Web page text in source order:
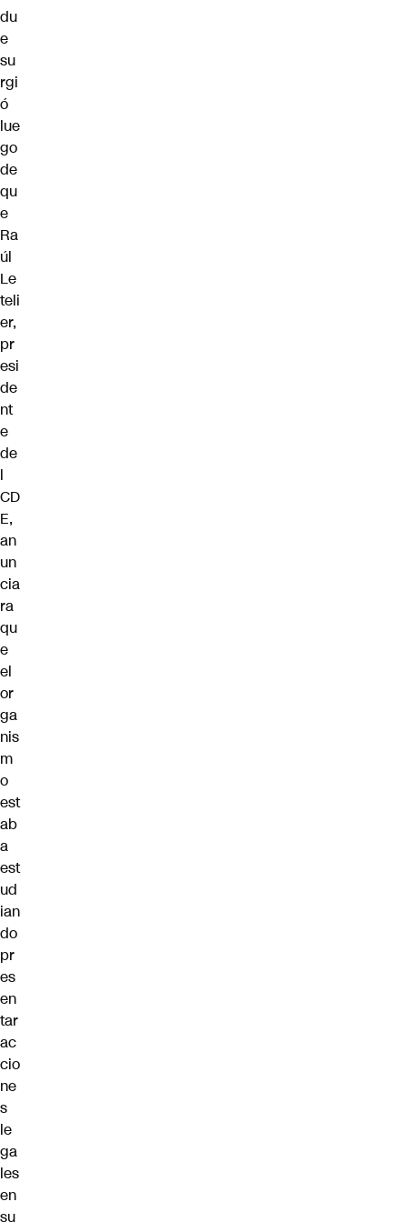
du
e
su
rgi
ó
lue
go
de
qu
e
Ra
úl
Le
teli
er,
pr
esi
de
nt
e
de
l
CD
E,
an
un
cia
ra
qu
e
el
or
ga
nis
m
o
est
ab
a
est
ud
ian
do
pr
es
en
tar
ac
cio
ne
s
le
ga
les
en
su